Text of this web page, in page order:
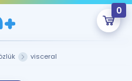
0
visceral